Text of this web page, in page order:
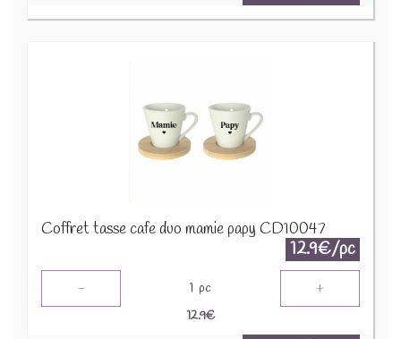
Coffret tasse cafe duo mamie papy CD10047
12.9€/pc
- 1 pc +
12.9€